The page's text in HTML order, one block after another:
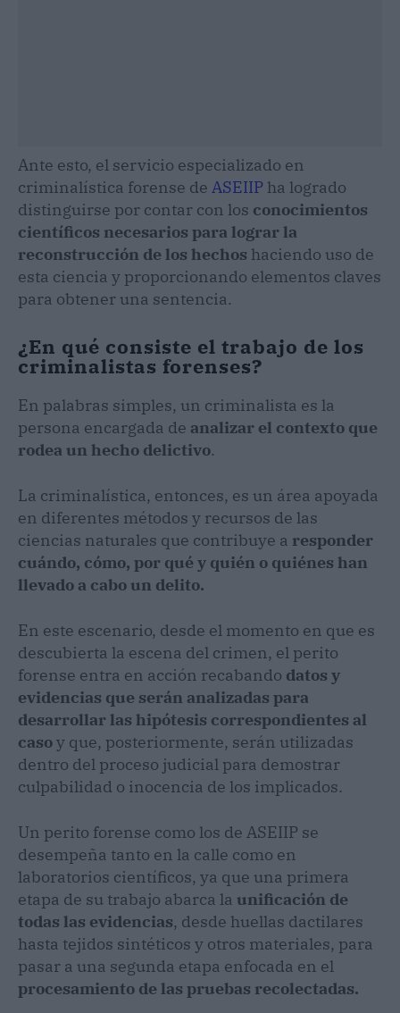
Ante esto, el servicio especializado en
criminalística forense de ASEIIP ha logrado
distinguirse por contar con los conocimientos
científicos necesarios para lograr la
reconstrucción de los hechos haciendo uso de
esta ciencia y proporcionando elementos claves
para obtener una sentencia.
¿En qué consiste el trabajo de los
criminalistas forenses?
En palabras simples, un criminalista es la
persona encargada de analizar el contexto que
rodea un hecho delictivo.
La criminalística, entonces, es un área apoyada
en diferentes métodos y recursos de las
ciencias naturales que contribuye a responder
cuándo, cómo, por qué y quién o quiénes han
llevado a cabo un delito.
En este escenario, desde el momento en que es
descubierta la escena del crimen, el perito
forense entra en acción recabando datos y
evidencias que serán analizadas para
desarrollar las hipótesis correspondientes al
casoy que, posteriormente, serán utilizadas
dentro del proceso judicial para demostrar
culpabilidad o inocencia de los implicados.
Un perito forense como los de ASEIIP se
desempeña tanto en la calle como en
laboratorios científicos, ya que una primera
etapa de su trabajo abarca la unificación de
todas las evidencias, desde huellas dactilares
hasta tejidos sintéticos y otros materiales, para
pasar a una segunda etapa enfocada en el
procesamiento de las pruebas recolectadas.